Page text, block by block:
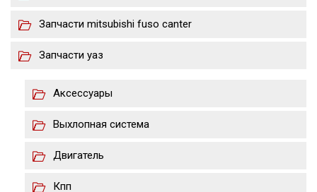
Запчасти mitsubishi fuso canter
Запчасти уаз
Аксессуары
Выхлопная система
Двигатель
Кпп